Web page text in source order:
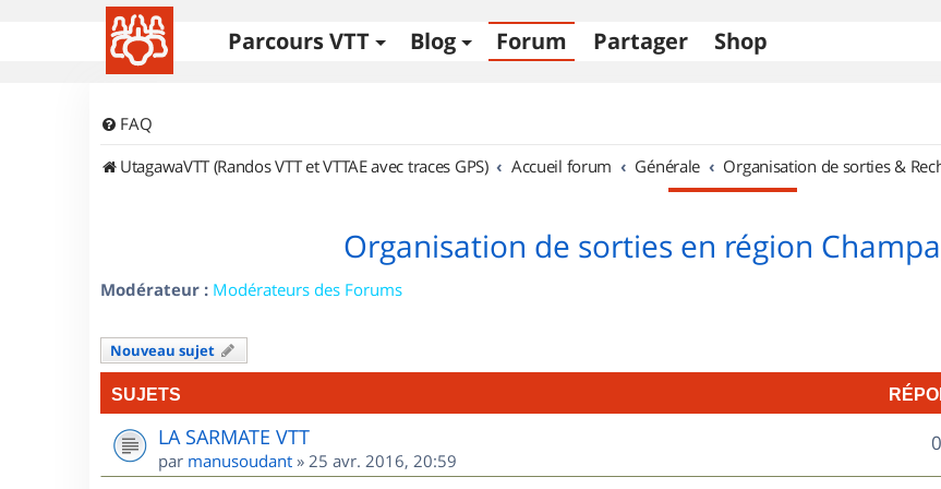
Parcours VTT Blog Forum Partager Shop
FAQ
UtagawaVTT (Randos VTT et VTTAE avec traces GPS)
Accueil forum Générale Organisation de sorties &
Organisation de sorties en région
Modérateur : Modérateurs des Forums
Nouveau sujet
SUJETS
LA SARMATE VTT
par manusoudant » 25 avr. 2016, 20:59
0R